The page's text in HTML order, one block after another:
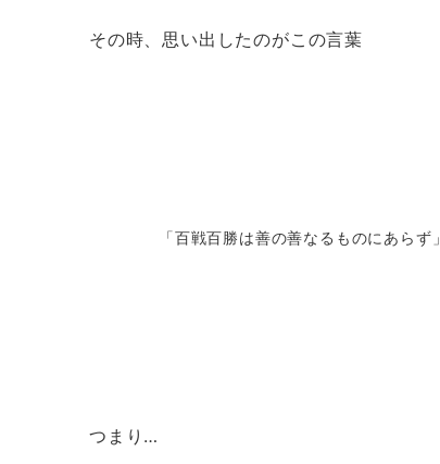
その時、思い出したのがこの言葉
「百戦百勝は善の善なるものにあらず」
つまり…